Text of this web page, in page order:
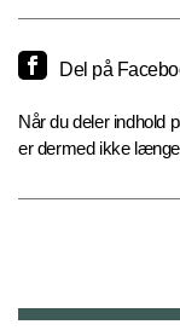
Del på
Når du deler indhold
er dermed ikke